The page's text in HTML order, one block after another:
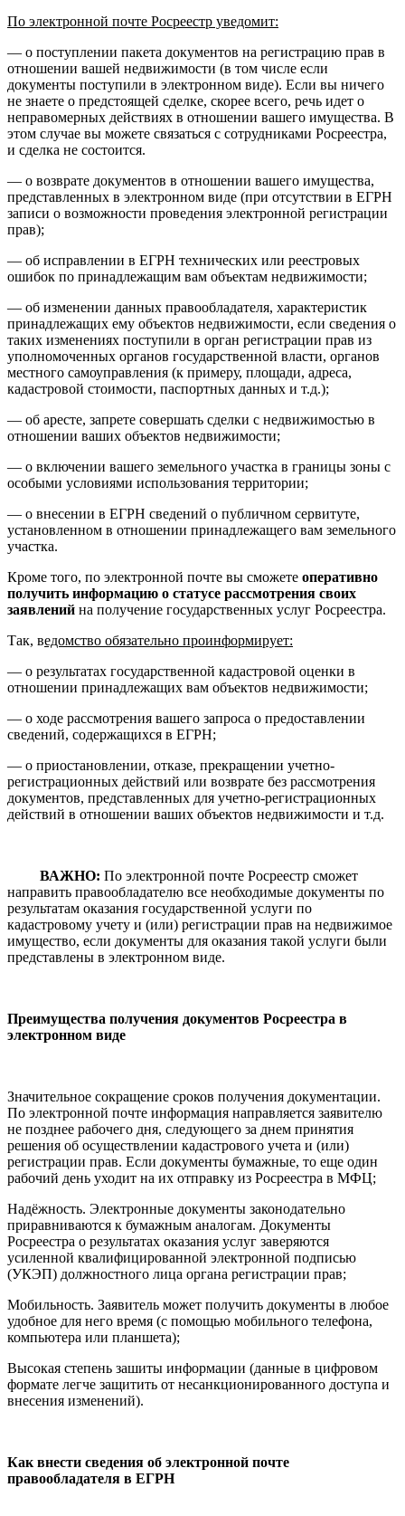
По электронной почте Росреестр уведомит:
— о поступлении пакета документов на регистрацию прав в
отношении вашей недвижимости (в том числе если
документы поступили в электронном виде). Если вы ничего
не знаете о предстоящей сделке, скорее всего, речь идет о
неправомерных действиях в отношении вашего имущества. В
этом случае вы можете связаться с сотрудниками Росреестра,
и сделка не состоится.
— о возврате документов в отношении вашего имущества,
представленных в электронном виде (при отсутствии в ЕГРН
записи о возможности проведения электронной регистрации
прав);
— об исправлении в ЕГРН технических или реестровых
ошибок по принадлежащим вам объектам недвижимости;
— об изменении данных правообладателя, характеристик
принадлежащих ему объектов недвижимости, если сведения о
таких изменениях поступили в орган регистрации прав из
уполномоченных органов государственной власти, органов
местного самоуправления (к примеру, площади, адреса,
кадастровой стоимости, паспортных данных и т.д.);
— об аресте, запрете совершать сделки с недвижимостью в
отношении ваших объектов недвижимости;
— о включении вашего земельного участка в границы зоны с
особыми условиями использования территории;
— о внесении в ЕГРН сведений о публичном сервитуте,
установленном в отношении принадлежащего вам земельного
участка.
Кроме того, по электронной почте вы сможете оперативно
получить информацию о статусе рассмотрения своих
заявлений на получение государственных услуг Росреестра.
Так, ведомство обязательно проинформирует:
— о результатах государственной кадастровой оценки в
отношении принадлежащих вам объектов недвижимости;
— о ходе рассмотрения вашего запроса о предоставлении
сведений, содержащихся в ЕГРН;
— о приостановлении, отказе, прекращении учетно-
регистрационных действий или возврате без рассмотрения
документов, представленных для учетно-регистрационных
действий в отношении ваших объектов недвижимости и т.д.
ВАЖНО: По электронной почте Росреестр сможет
направить правообладателю все необходимые документы по
результатам оказания государственной услуги по
кадастровому учету и (или) регистрации прав на недвижимое
имущество, если документы для оказания такой услуги были
представлены в электронном виде.
Преимущества получения документов Росреестра в
электронном виде
Значительное сокращение сроков получения документации.
По электронной почте информация направляется заявителю
не позднее рабочего дня, следующего за днем принятия
решения об осуществлении кадастрового учета и (или)
регистрации прав. Если документы бумажные, то еще один
рабочий день уходит на их отправку из Росреестра в МФЦ;
Надёжность. Электронные документы законодательно
приравниваются к бумажным аналогам. Документы
Росреестра о результатах оказания услуг заверяются
усиленной квалифицированной электронной подписью
(УКЭП) должностного лица органа регистрации прав;
Мобильность. Заявитель может получить документы в любое
удобное для него время (с помощью мобильного телефона,
компьютера или планшета);
Высокая степень зашиты информации (данные в цифровом
формате легче защитить от несанкционированного доступа и
внесения изменений).
Как внести сведения об электронной почте
правообладателя в ЕГРН